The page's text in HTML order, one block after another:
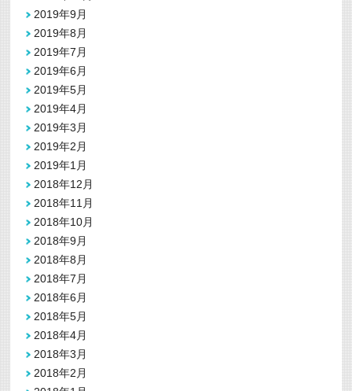
2019年9月
2019年8月
2019年7月
2019年6月
2019年5月
2019年4月
2019年3月
2019年2月
2019年1月
2018年12月
2018年11月
2018年10月
2018年9月
2018年8月
2018年7月
2018年6月
2018年5月
2018年4月
2018年3月
2018年2月